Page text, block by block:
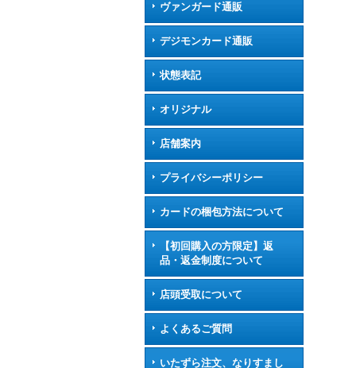
ヴァンガード通販
デジモンカード通販
状態表記
オリジナル
店舗案内
プライバシーポリシー
カードの梱包方法について
【初回購入の方限定】返
品・返金制度について
店頭受取について
よくあるご質問
いたずら注文、なりすまし